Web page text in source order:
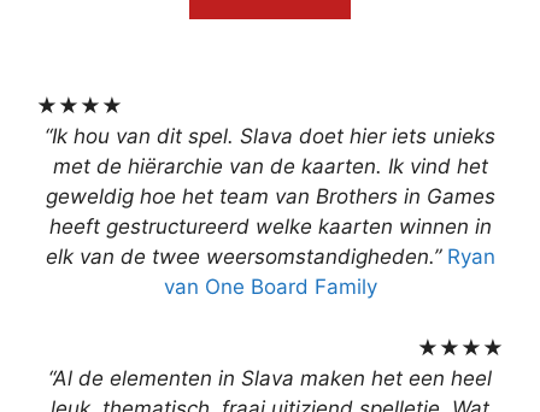
★ ★ ★ ★
“Ik hou van dit spel. Slava doet hier iets unieks
met de hiërarchie van de kaarten. Ik vind het
geweldig hoe het team van Brothers in Games
heeft gestructureerd welke kaarten winnen in
elk van de twee weersomstandigheden.” Ryan
van One Board Family
★ ★ ★ ★
“Al de elementen in Slava maken het een heel